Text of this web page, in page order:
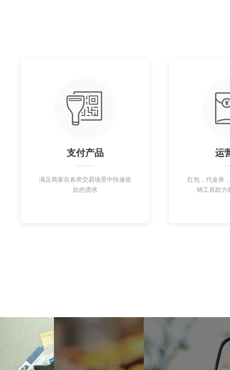
支付产品
满足商家在各类交易场景中快速收
款的需求
运
红包，代金券
销工具助力